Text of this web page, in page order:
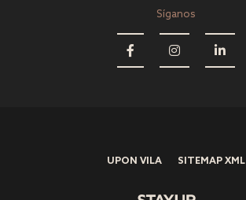
Síganos
UPON VILA SITEMAP XML